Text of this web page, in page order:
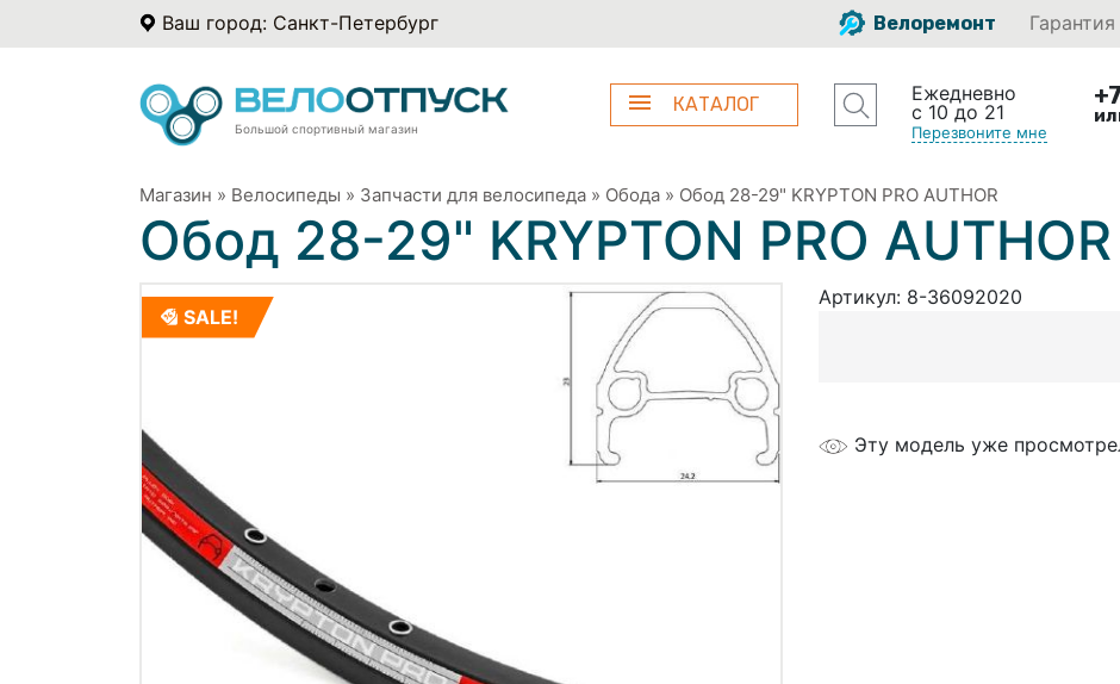
Ваш город: Санкт-Петербург Велоремонт Гарантия
Большой спортивный магазин
КАТАЛОГ
Ежедневно
с 10 до 21
Перезвоните мне
Магазин » Велосипеды » Запчасти для велосипеда » Обода » Обод 28-29" KRYPTON PRO AUTHOR
Обод 28-29" KRYPTON PRO AUTHOR
SALE!
Артикул: 8-36092020
Эту модель уже